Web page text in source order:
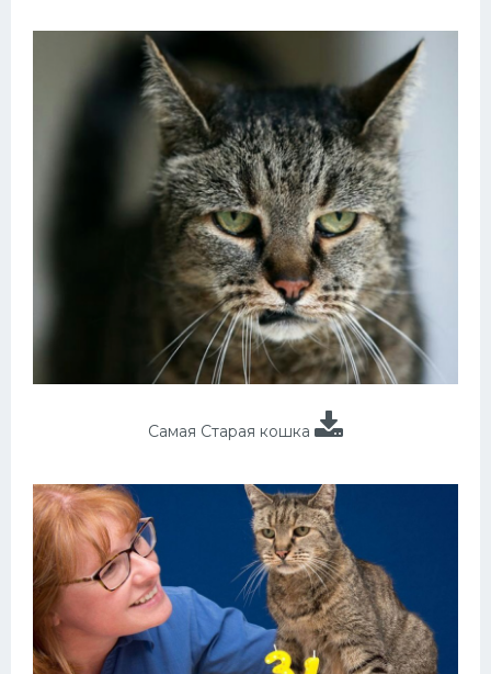
Самая Старая кошка